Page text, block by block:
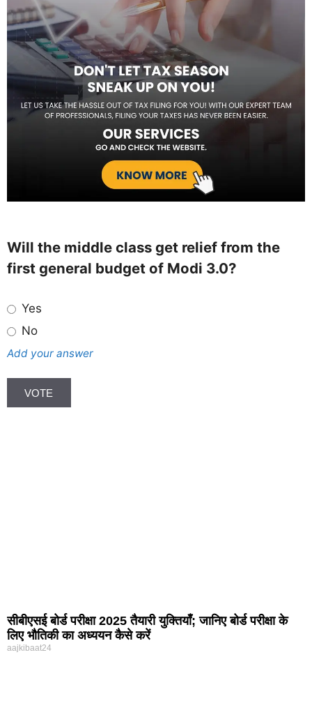
Will the middle class get relief from the
first general budget of Modi 3.0?
Yes
No
Add your answer
सीबीएसई बोर्ड परीक्षा 2025 तैयारी युक्तियाँ; जानिए बोर्ड परीक्षा के
लिए भौतिकी का अध्ययन कैसे करें
aajkibaat24